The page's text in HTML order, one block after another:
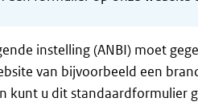
instelling (ANBI) moet
van bijvoorbeeld een
kunt u dit standaardformulier